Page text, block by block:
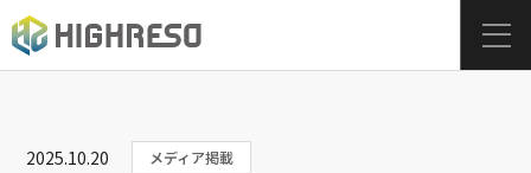
2025.10.20 メディア掲載